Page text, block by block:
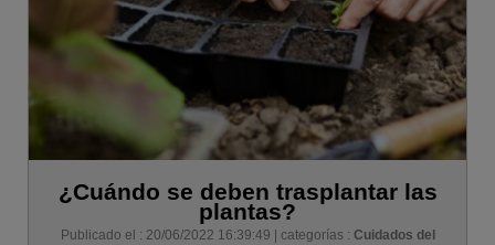
¿Cuándo se deben trasplantar las
plantas?
Publicado el : 20/06/2022 16:39:49 | categorías : Cuidados del